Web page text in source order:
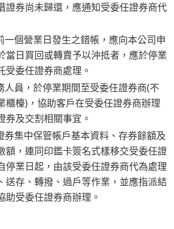
證券尚未歸還，應通知受委任證券商代
一個營業日發生之錯帳，應向本公司申
當日買回或轉賣予以沖抵者，應於停業
受委任證券商處理。
人員，於停業期間至受委任證券商(不
櫃檯)，協助客戶在受委任證券商辦理
券及交割相關事宜。
券集中保管帳戶基本資料、存券餘額及
額，連同印鑑卡簽名式樣移交受委任證
停業日起，由該受委任證券商代為處理
送存、轉撥、過戶等作業，並應指派結
助受委任證券商辦理。